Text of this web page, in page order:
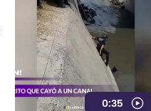
0:35